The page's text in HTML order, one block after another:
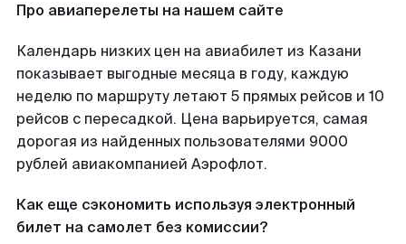
Про авиаперелеты на нашем сайте
Календарь низких цен на авиабилет из Казани
показывает выгодные месяца в году, каждую
неделю по маршруту летают 5 прямых рейсов и 10
рейсов с пересадкой. Цена варьируется, самая
дорогая из найденных пользователями 9000
рублей авиакомпанией Аэрофлот.
Как еще сэкономить используя электронный
билет на самолет без комиссии?